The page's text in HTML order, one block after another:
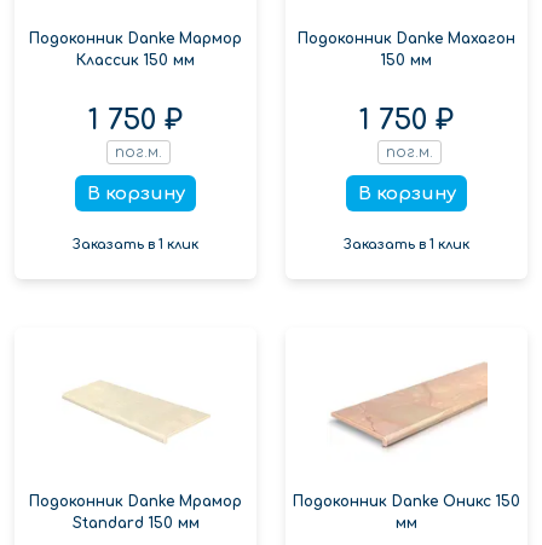
Подоконник Danke Мармор
Классик 150 мм
1 750 ₽
пог.м.
В корзину
Заказать в 1 клик
Подоконник Danke Махагон
150 мм
1 750 ₽
пог.м.
В корзину
Заказать в 1 клик
Подоконник Danke Мрамор
Standard 150 мм
Подоконник Danke Оникс 150
мм